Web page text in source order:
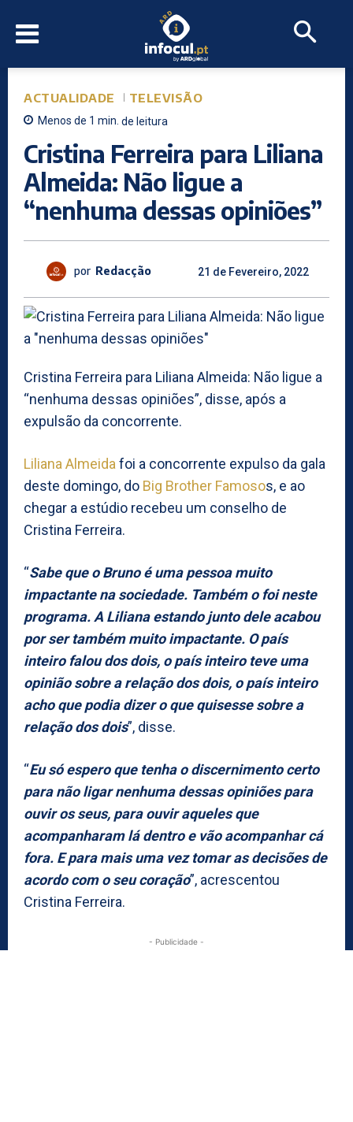
ACTUALIDADE TELEVISÃO
Menos de 1 min. de leitura
Cristina Ferreira para Liliana
Almeida: Não ligue a
“nenhuma dessas opiniões”
por Redacção 21 de Fevereiro, 2022
Cristina Ferreira para Liliana Almeida: Não ligue a
“nenhuma dessas opiniões”, disse, após a
expulsão da concorrente.
Liliana Almeida foi a concorrente expulso da gala
deste domingo, do Big Brother Famosos, e ao
chegar a estúdio recebeu um conselho de
Cristina Ferreira.
“Sabe que o Bruno é uma pessoa muito
impactante na sociedade. Também o foi neste
programa. A Liliana estando junto dele acabou
por ser também muito impactante. O país
inteiro falou dos dois, o país inteiro teve uma
opinião sobre a relação dos dois, o país inteiro
acho que podia dizer o que quisesse sobre a
relação dos dois”, disse.
“Eu só espero que tenha o discernimento certo
para não ligar nenhuma dessas opiniões para
ouvir os seus, para ouvir aqueles que
acompanharam lá dentro e vão acompanhar cá
fora. E para mais uma vez tomar as decisões de
acordo com o seu coração”, acrescentou
Cristina Ferreira.
- Publicidade -